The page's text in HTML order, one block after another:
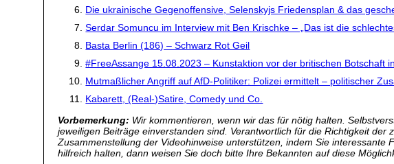
Die ukrainische Gegenoffensive, Selenskyjs Friedensplan & das
Serdar Somuncu im Interview mit Ben Krischke – „Das ist die
Basta Berlin (186) – Schwarz Rot Geil
#FreeAssange 15.08.2023 – Kunstaktion vor der britischen Botschaft
Mutmaßlicher Angriff auf AfD-Politiker: Polizei ermittelt – politischer
Kabarett, (Real-)Satire, Comedy und Co.
Vorbemerkung: Wir kommentieren, wenn wir das für nötig halten.
jeweiligen Beiträge einverstanden sind. Verantwortlich für die Richtigkeit
Zusammenstellung der Videohinweise unterstützen, indem Sie interessante
hilfreich halten, dann weisen Sie doch bitte Ihre Bekannten auf diese